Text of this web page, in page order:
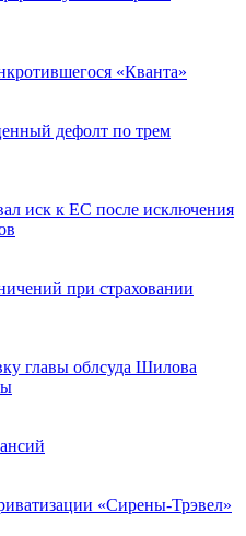
«Кванта»
дефолт по трем
иск к ЕС после исключения
при страховании
главы облсуда Шилова
«Сирены-Трэвел»